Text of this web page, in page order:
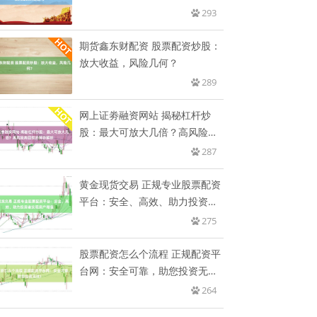
293
期货鑫东财配资 股票配资炒股：
放大收益，风险几何？
289
网上证劵融资网站 揭秘杠杆炒
股：最大可放大几倍？高风险高
287
黄金现货交易 正规专业股票配资
平台：安全、高效、助力投资者
275
股票配资怎么个流程 正规配资平
台网：安全可靠，助您投资无
264